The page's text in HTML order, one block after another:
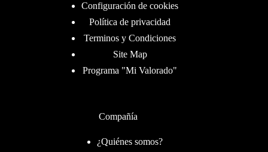
Configuración de cookies
Política de privacidad
Terminos y Condiciones
Site Map
Programa "Mi Valorado"
Compañía
¿Quiénes somos?